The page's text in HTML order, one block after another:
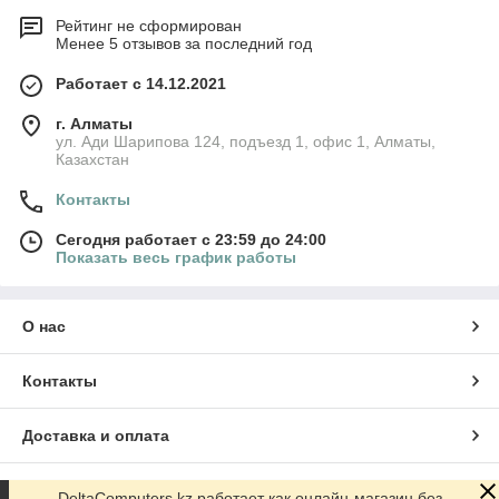
Рейтинг не сформирован
Менее 5 отзывов за последний год
Работает с 14.12.2021
г. Алматы
ул. Ади Шарипова 124, подъезд 1, офис 1, Алматы,
Казахстан
Контакты
Сегодня работает с 23:59 до 24:00
Показать весь график работы
О нас
Контакты
Доставка и оплата
График работы